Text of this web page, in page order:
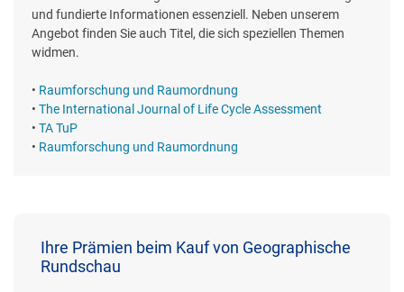
und fundierte Informationen essenziell. Neben unserem
Angebot finden Sie auch Titel, die sich speziellen Themen
widmen.
• Raumforschung und Raumordnung
• The International Journal of Life Cycle Assessment
• TA TuP
• Raumforschung und Raumordnung
Ihre Prämien beim Kauf von Geographische
Rundschau